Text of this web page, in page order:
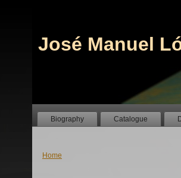
José Manuel
Biography Catalogue
Home